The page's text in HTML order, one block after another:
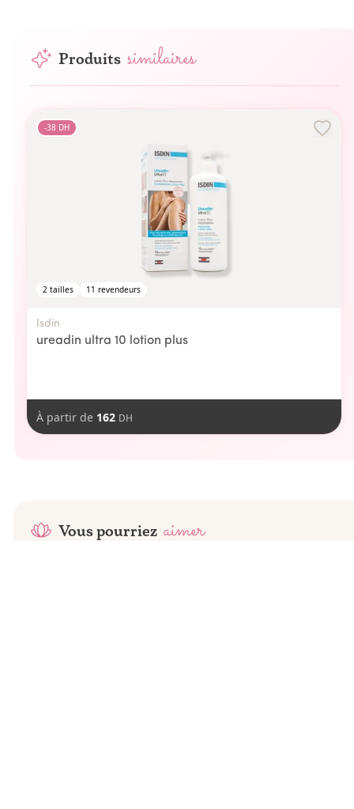
Produits similaires
-38 DH
2tailles 11 revendeurs
Isdin
ureadin ultra 10 lotion plus
À partir de 162 DH
Vous pourriez aimer